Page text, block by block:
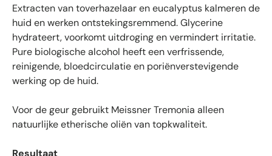
i
d
d
e
l
d
6
s
Extracten van toverhazelaar en eucalyptus kalmeren de
huid en werken ontstekingsremmend. Glycerine
hydrateert, voorkomt uitdroging en vermindert irritatie.
Pure biologische alcohol heeft een verfrissende,
reinigende, bloedcirculatie en poriënverstevigende
werking op de huid.
Voor de geur gebruikt Meissner Tremonia alleen
natuurlijke etherische oliën van topkwaliteit.
Resultaat